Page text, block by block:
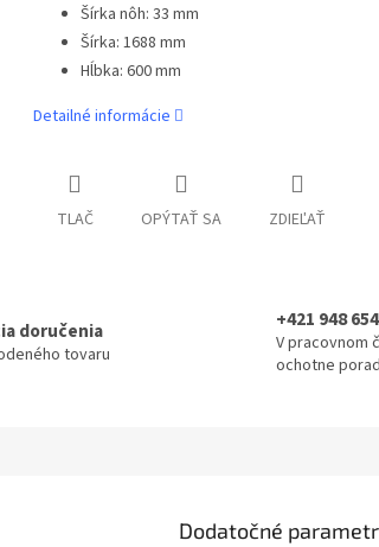
Šírka nôh: 33 mm
Šírka: 1688 mm
Hĺbka: 600 mm
Detailné informácie
TLAČ OPÝTAŤ SA ZDIEĽAŤ
doručenia
tovaru
+421 948
V pracovnom
ochotne
Dodatočné